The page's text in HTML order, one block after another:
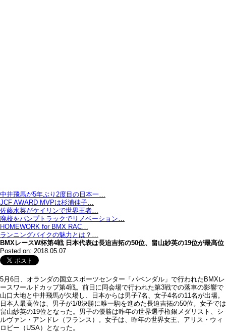
中井飛馬が5年ぶり2度目の日本一…
JCF AWARD MVPは杉浦佳子…
佐藤水菜がケイリンで世界王者…
廃校をパンプトラックでリノベーション…
HOMEWORK for BMX RAC…
ランニングバイクの魅力とは？…
BMXレースW杯第4戦 日本代表は長迫吉拓の50位、畠山紗英の19位が最高位
Posted on: 2018.05.07
5月6日、オランダの国立スポーツセンター「パペンダル」で行われたBMXレ
ースワールドカップ第4戦。前日に同会場で行われた第3戦での落車の影響で
山口大地と中井飛馬が欠場し、日本からは男子7名、女子4名の11名が出場。
日本人最高位は、男子が1/8決勝に唯一駒を進めた長迫吉拓の50位。女子では
畠山紗英の19位となった。男子の優勝は昨年の世界選手権銀メダリスト、シ
ルヴァン・アンドレ（フランス）。女子は、昨年の世界女王、アリス・ウィ
ロビー（USA）となった。